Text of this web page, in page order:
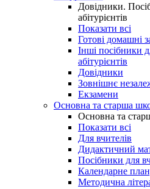
Довідники.
абітурієнтів
Показати всі
Готові домашні
Інші посібники
абітурієнтів
Довідники
Зовнішнє
Екзамени
Основна та старша
Основна та
Показати всі
Для вчителів
Дидактичний
Посібники для
Календарне
Методична